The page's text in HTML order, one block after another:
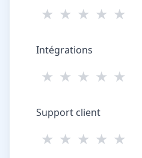
★ ★ ★ ★ ★
Intégrations
★ ★ ★ ★ ★
Support client
★ ★ ★ ★ ★